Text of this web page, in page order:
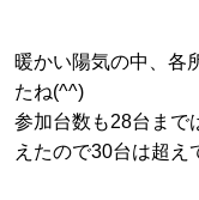
暖かい陽気の中、各
たね(^^)
参加台数も28台まで
えたので30台は超え